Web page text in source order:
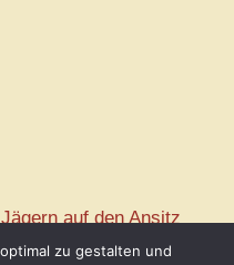
auf den Ansitz
zu gestalten und